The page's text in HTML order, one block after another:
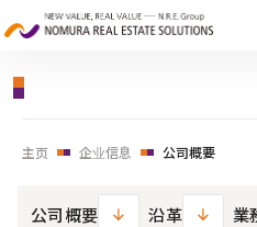
公司概要｜企业信息｜野村不动产
主页 企业信息 公司概要
公司概要 沿革 業